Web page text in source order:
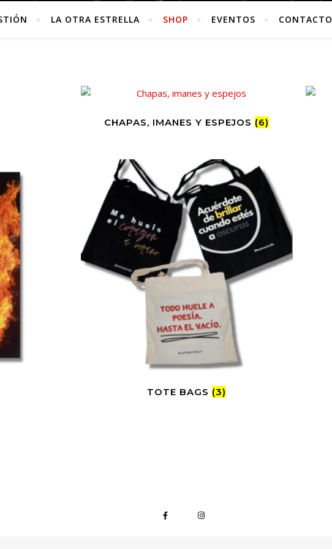
LA OTRA ESTRELLA SHOP EVENTOS CONTACTO
CHAPAS, IMANES Y ESPEJOS (6)
TOTE BAGS (3)